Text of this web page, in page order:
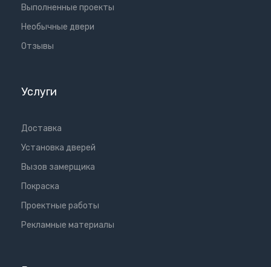
Выполненные проекты
Необычные двери
Отзывы
Услуги
Доставка
Установка дверей
Вызов замерщика
Покраска
Проектные работы
Рекламные материалы